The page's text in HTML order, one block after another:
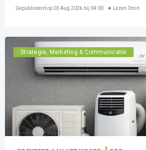
Gepubliceerd op 03 Aug 2026 bij 04:00 Lezen 3min
Strategie, Marketing & Communicatie